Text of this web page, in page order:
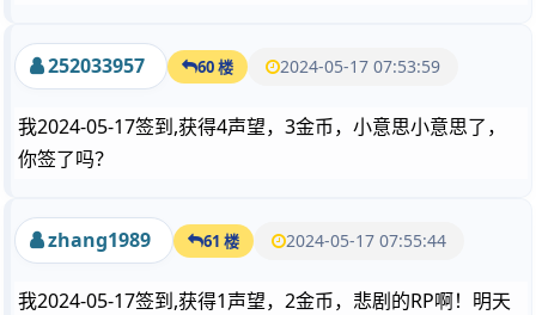
252033957 60 楼 2024-05-17 07:53:59
我2024-05-17签到,获得4声望，3金币，小意思小意思了，
你签了吗？
zhang1989 61 楼 2024-05-17 07:55:44
我2024-05-17签到,获得1声望，2金币，悲剧的RP啊！明天